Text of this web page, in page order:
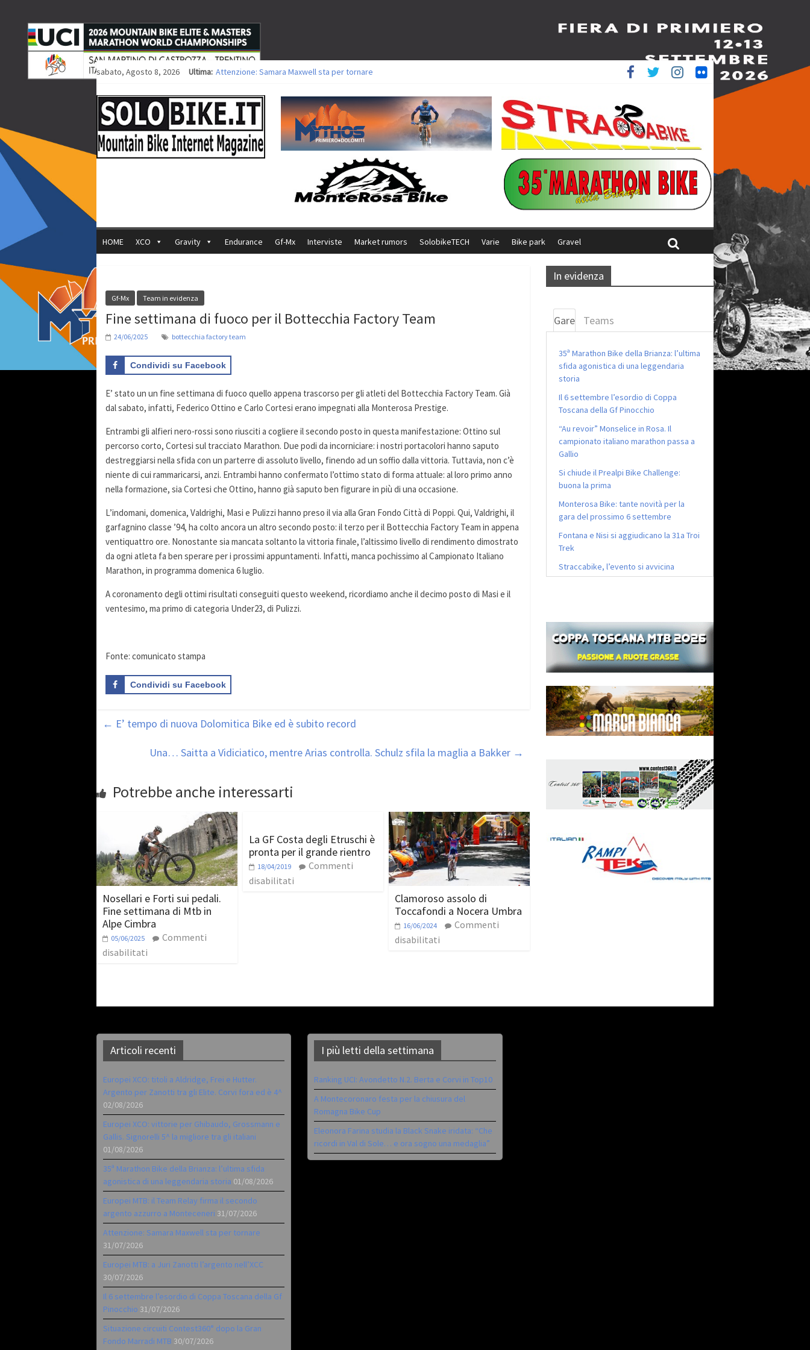
sabato, Agosto 8, 2026 Ultima: Attenzione: Samara Maxwell sta per tornare
Europei XCO: vittorie per Ghibaudo, Grossmann e Gallis. Signorelli 5^ la migliore tra gli italiani
35ª Marathon Bike della Brianza: l’ultima sfida agonistica di una leggendaria storia
Europei MTB: il Team Relay firma il secondo argento azzurro a Monteceneri
HOME XCO Gravity Endurance Gf-Mx Interviste Market rumors SolobikeTECH Varie Bike park Gravel
Gf-Mx Team in evidenza
Fine settimana di fuoco per il Bottecchia Factory Team
24/06/2025 bottecchia factory team
Condividi su Facebook
E’ stato un un fine settimana di fuoco quello appena trascorso per gli atleti del Bottecchia Factory Team. Già
dal sabato, infatti, Federico Ottino e Carlo Cortesi erano impegnati alla Monterosa Prestige.
Entrambi gli alfieri nero-rossi sono riusciti a cogliere il secondo posto in questa manifestazione: Ottino sul
percorso corto, Cortesi sul tracciato Marathon. Due podi da incorniciare: i nostri portacolori hanno saputo
destreggiarsi nella sfida con un parterre di assoluto livello, finendo ad un soffio dalla vittoria. Tuttavia, non c’è
niente di cui rammaricarsi, anzi. Entrambi hanno confermato l’ottimo stato di forma attuale: al loro primo anno
nella formazione, sia Cortesi che Ottino, hanno già saputo ben figurare in più di una occasione.
L’indomani, domenica, Valdrighi, Masi e Pulizzi hanno preso il via alla Gran Fondo Città di Poppi. Qui, Valdrighi, il
garfagnino classe ’94, ha colto ancora un altro secondo posto: il terzo per il Bottecchia Factory Team in appena
ventiquattro ore. Nonostante sia mancata soltanto la vittoria finale, l’altissimo livello di rendimento dimostrato
da ogni atleta fa ben sperare per i prossimi appuntamenti. Infatti, manca pochissimo al Campionato Italiano
Marathon, in programma domenica 6 luglio.
A coronamento degli ottimi risultati conseguiti questo weekend, ricordiamo anche il decimo posto di Masi e il
ventesimo, ma primo di categoria Under23, di Pulizzi.
Fonte: comunicato stampa
Condividi su Facebook
← E’ tempo di nuova Dolomitica Bike ed è subito record
Una… Saitta a Vidiciatico, mentre Arias controlla. Schulz sfila la maglia a Bakker →
Potrebbe anche interessarti
Nosellari e Forti sui pedali.
Fine settimana di Mtb in
Alpe Cimbra
05/06/2025
Commenti
disabilitati
La GF Costa degli Etruschi è
pronta per il grande rientro
18/04/2019
Commenti
disabilitati
Clamoroso assolo di
Toccafondi a Nocera Umbra
16/06/2024
Commenti
disabilitati
In evidenza
Gare Teams
35ª Marathon Bike della Brianza: l’ultima
sfida agonistica di una leggendaria
storia
Il 6 settembre l’esordio di Coppa
Toscana della Gf Pinocchio
“Au revoir” Monselice in Rosa. Il
campionato italiano marathon passa a
Gallio
Si chiude il Prealpi Bike Challenge:
buona la prima
Monterosa Bike: tante novità per la
gara del prossimo 6 settembre
Fontana e Nisi si aggiudicano la 31a Troi
Trek
Straccabike, l’evento si avvicina
Articoli recenti
Europei XCO: titoli a Aldridge, Frei e Hutter.
Argento per Zanotti tra gli Elite. Corvi fora ed è 4^
02/08/2026
Europei XCO: vittorie per Ghibaudo, Grossmann e
Gallis. Signorelli 5^ la migliore tra gli italiani
01/08/2026
35ª Marathon Bike della Brianza: l’ultima sfida
agonistica di una leggendaria storia 01/08/2026
Europei MTB: il Team Relay firma il secondo
argento azzurro a Monteceneri 31/07/2026
Attenzione: Samara Maxwell sta per tornare
31/07/2026
Europei MTB: a Juri Zanotti l’argento nell’XCC
30/07/2026
Il 6 settembre l’esordio di Coppa Toscana della Gf
Pinocchio 31/07/2026
Situazione circuiti Contest360° dopo la Gran
Fondo Marradi MTB 30/07/2026
I più letti della settimana
Ranking UCI: Avondetto N.2. Berta e Corvi in Top10
A Montecoronaro festa per la chiusura del
Romagna Bike Cup
Eleonora Farina studia la Black Snake iridata: “Che
ricordi in Val di Sole… e ora sogno una medaglia”